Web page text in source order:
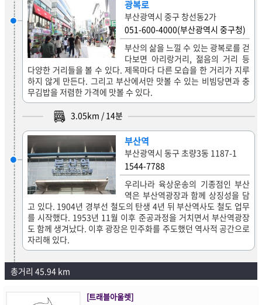
광복로
부산광역시 중구 창선동2가
051-600-4000(부산광역시 중구청)
부산의 삶을 느낄 수 있는 광복로를 걷
다보면 아리랑거리, 젊음의 거리 등
다양한 거리들을 볼 수 있다. 제목마다 다른 모습을 한 거리가 지루
하지 않게 만든다. 그리고 부산에서만 맛볼 수 있는 비빔당면과 충
무김밥을 저렴한 가격에 맛볼 수 있다.
3.05km / 14분
부산역
부산광역시 동구 초량3동 1187-1
1544-7788
우리나라 육상운송의 기종점인 부산
역은 부산역광장과 함께 상징성을 담
고 있다. 1904년 경부선 철도의 탄생 4년 뒤 부산역사도 철도 업무
를 시작했다. 1953년 11월 이후 준공과정을 거치면서 부산역광장
도 함께 생겨났다. 이후 광장은 민주화를 주도했던 역사적 공간으로
자리해 있다.
총거리 45.94 km
[트래블아울렛]